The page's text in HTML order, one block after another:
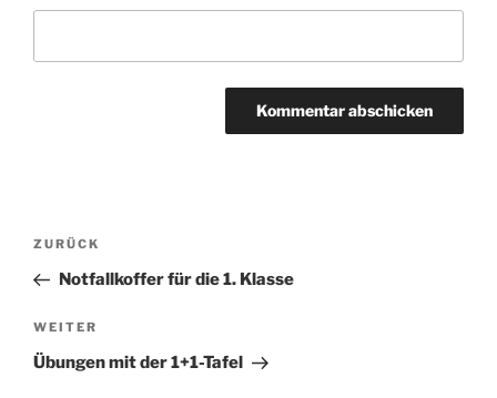
Beitragsnavigation
Vorheriger
Beitrag
ZURÜCK
Notfallkoffer für die 1. Klasse
Nächster
Beitrag
WEITER
Übungen mit der 1+1-Tafel